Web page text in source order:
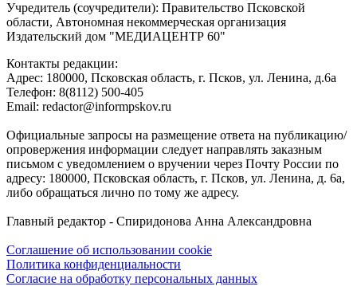
Учредитель (соучредители): Правительство Псковской
области, Автономная некоммерческая организация
Издательский дом "МЕДИАЦЕНТР 60"
Контакты редакции:
Адреc: 180000, Псковская область, г. Псков, ул. Ленина, д.6а
Телефон: 8(8112) 500-405
Email: redactor@informpskov.ru
Официальные запросы на размещение ответа на публикацию/
опровержения информации следует направлять заказным
письмом с уведомлением о вручении через Почту России по
адресу: 180000, Псковская область, г. Псков, ул. Ленина, д. 6а,
либо обращаться лично по тому же адресу.
Главный редактор - Спиридонова Анна Александровна
Соглашение об использовании cookie
Политика конфиденциальности
Согласие на обработку персональных данных